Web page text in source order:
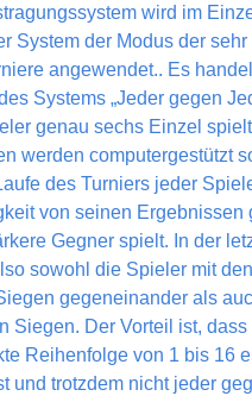
wird im
System der Modus der
angewendet.. Es
Systems „Jeder gegen
genau sechs Einzel
werden computergestützt
des Turniers jeder
von seinen Ergebnissen
Gegner spielt. In der
sowohl die Spieler mit
gegeneinander als
Siegen. Der Vorteil ist,
Reihenfolge von 1 bis 16
und trotzdem nicht jeder